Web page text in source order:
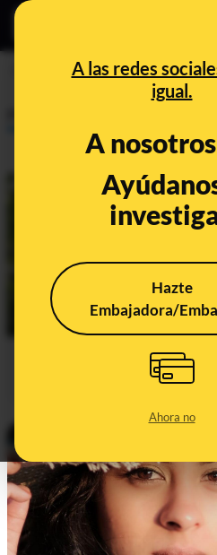
A las redes
igual.
A
Hazte
Embajadora/
Ahora no
Por qué la luz del